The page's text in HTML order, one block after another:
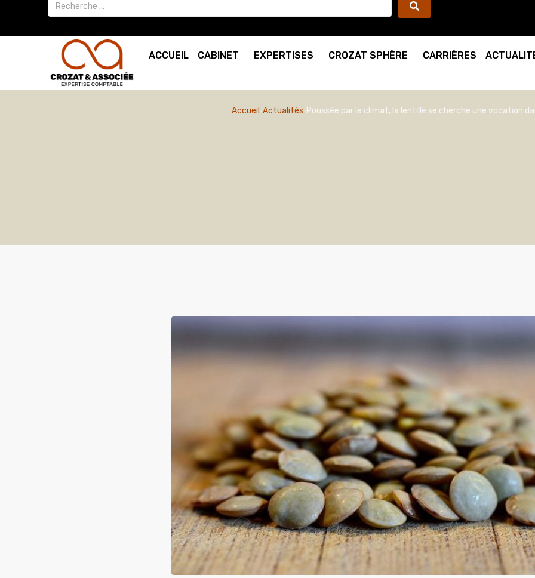
ACCUEIL CABINET EXPERTISES CROZAT SPHÈRE CARRIÈRES
Accueil Actualités Poussée par le climat, la lentille se cherche une vocation